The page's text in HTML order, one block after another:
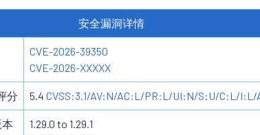
安全漏洞详情
CVE-2026-39350
CVE-2026-XXXXX
分 5.4 CVSS:3.1/AV:N/AC:L/PR:L/UI:N/S:U/C:L/I:L/
1.29.0 to 1.29.1